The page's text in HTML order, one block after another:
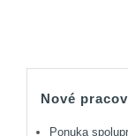
Nové
Ponuka